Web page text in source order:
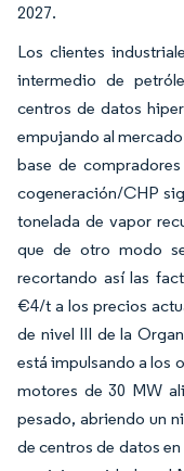
2027.
Los clientes
intermedio de
centros de datos
empujando al
base de
cogeneración/CHP
tonelada de vapor
que de otro modo
recortando así las
€4/t a los precios
de nivel III de la
está impulsando a los
motores de 30 MW
pesado, abriendo un
de centros de datos